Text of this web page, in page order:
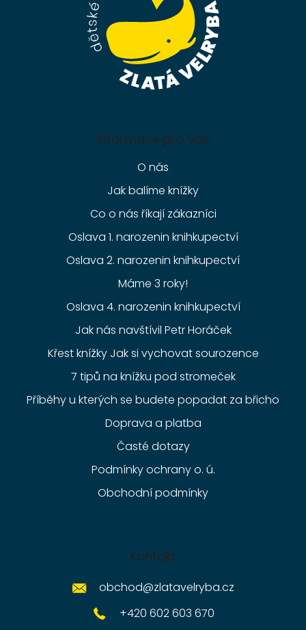
Informace pro vás
O nás
Jak balíme knížky
Co o nás říkají zákazníci
Oslava 1. narozenin knihkupectví
Oslava 2. narozenin knihkupectví
Máme 3 roky!
Oslava 4. narozenin knihkupectví
Jak nás navštívil Petr Horáček
Křest knížky Jak si vychovat sourozence
7 tipů na knížku pod stromeček
Příběhy u kterých se budete popadat za břicho
Doprava a platba
Časté dotazy
Podmínky ochrany o. ú.
Obchodní podmínky
Kontakt
obchod@zlatavelryba.cz
+420 602 603 670